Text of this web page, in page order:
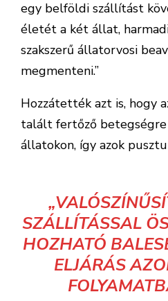
egy belföldi szállítást
életét a két állat,
szakszerű állatorvosi
megmenteni.”
Hozzátették azt is, hogy
talált fertőző
állatokon, így azok
SZÁLLÍTÁSSAL
HOZHATÓ
ELJÁRÁS